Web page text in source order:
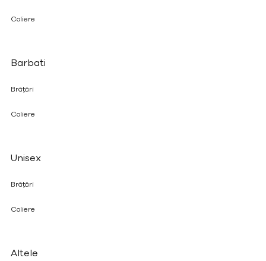
Coliere
Barbati
Brățări
Coliere
Unisex
Brățări
Coliere
Altele